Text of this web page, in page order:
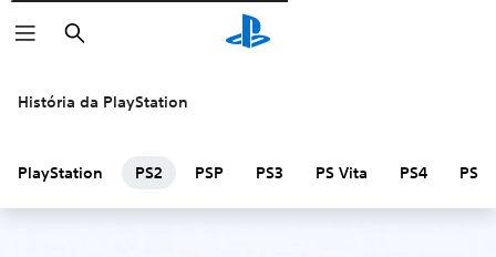
Pesquisar
História da PlayStation
PlayStation PS2 PSP PS3 PS Vita PS4 PS